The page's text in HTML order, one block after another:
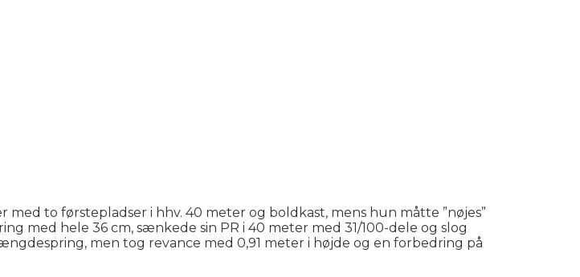
to førstepladser i hhv. 40 meter og boldkast, mens hun måtte ”nøjes”
med hele 36 cm, sænkede sin PR i 40 meter med 31/100-dele og slog
men tog revance med 0,91 meter i højde og en forbedring på